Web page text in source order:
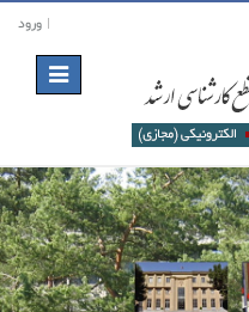
ورود
Toggle
navigation